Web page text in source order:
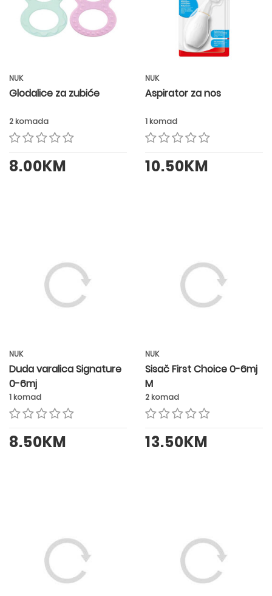
NUK
Glodalice za zubiće
2 komada
8.00KM
NUK
Aspirator za nos
1 komad
10.50KM
NUK
Duda varalica Signature
0-6mj
1 komad
8.50KM
NUK
Sisač First Choice 0-6mj
M
2 komad
13.50KM